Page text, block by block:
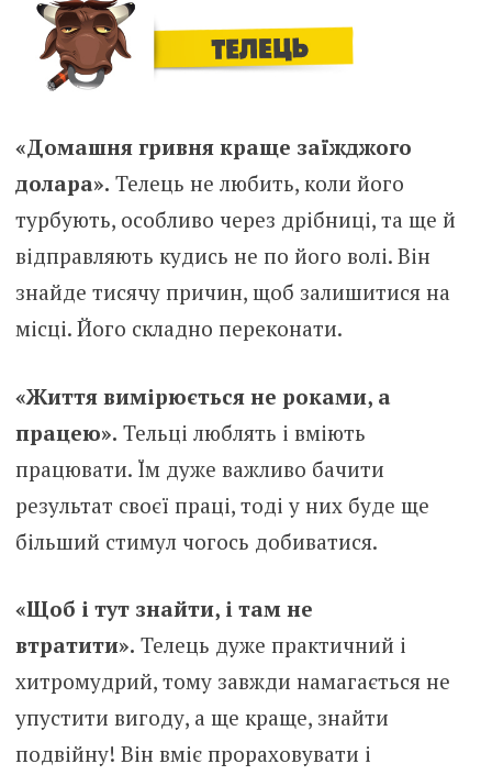
«Домашня гривня краще заїжджого
долара». Телець не любить, коли його
турбують, особливо через дрібниці, та ще й
відправляють кудись не по його волі. Він
знайде тисячу причин, щоб залишитися на
місці. Його складно переконати.
«Життя вимірюється не роками, а
працею». Тельці люблять і вміють
працювати. Їм дуже важливо бачити
результат своєї праці, тоді у них буде ще
більший стимул чогось добиватися.
«Щоб і тут знайти, і там не
втратити». Телець дуже практичний і
хитромудрий, тому завжди намагається не
упустити вигоду, а ще краще, знайти
подвійну! Він вміє прораховувати і